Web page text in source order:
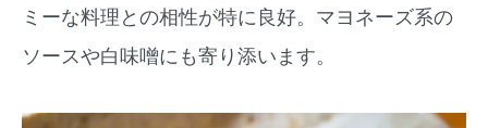
ミーな料理との相性が特に良好。マヨネーズ系の
ソースや白味噌にも寄り添います。